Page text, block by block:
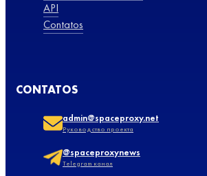
API
Contatos
CONTATOS
admin@spaceproxy.net
Руководство проекта
@spaceproxynews
Telegram канал